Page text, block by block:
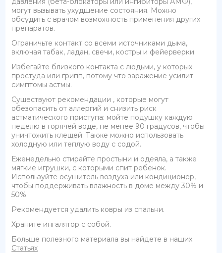
могут вызывать ухудшение состояния. Можно
обсудить с врачом возможность применения других
препаратов.
Ограничьте контакт со всеми источниками дыма,
включая табак, ладан, свечи, костры и фейерверки.
Избегайте близкого контакта с людьми, у которых
простуда или грипп, потому что заражение усилит
симптомы астмы.
Существуют рекомендации , которые могут
обезопасить от аллергий и снизить риск
астматического приступа: мойте подушку каждую
неделю в горячей воде, не менее 90 градусов, чтобы
уничтожить клещей. Также можно использовать
холодную или теплую воду с содой.
Еженедельно стирайте простыни и одеяла, а также
мягкие игрушки, с которыми спит ребенок.
Используйте осушитель воздуха или кондиционер,
чтобы поддерживать влажность в доме между 30% и
50%.
Рекомендуется удалить ковры из спальни.
Храните ингалятор с собой.
Больше полезного материала вы найдете в наших
Статьях